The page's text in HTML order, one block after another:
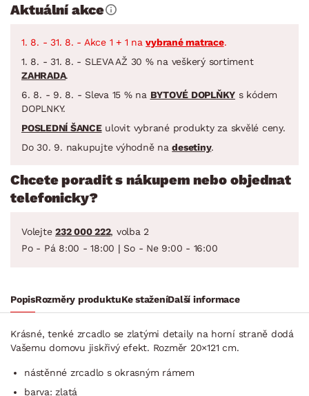
Aktuální akce
1. 8. - 31. 8. - Akce 1 + 1 navybrané matrace.
1. 8. - 31. 8. - SLEVA AŽ 30 % na veškerý sortiment
ZAHRADA.
6. 8. - 9. 8. - Sleva 15 % na BYTOVÉ DOPLŇKY s kódem
DOPLNKY.
POSLEDNÍ ŠANCEulovit vybrané produkty za skvělé ceny.
Do 30. 9. nakupujte výhodně nadesetiny.
Chcete poradit s nákupem nebo objednat
telefonicky?
Volejte 232 000 222, volba 2
Po - Pá 8:00 - 18:00 | So - Ne 9:00 - 16:00
PopisRozměry produktuKe staženíDalší informace
Krásné, tenké zrcadlo se zlatými detaily na horní straně dodá
Vašemu domovu jiskřivý efekt. Rozměr 20×121 cm.
nástěnné zrcadlo s okrasným rámem
barva: zlatá